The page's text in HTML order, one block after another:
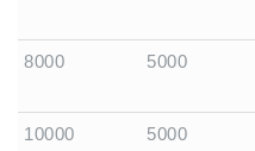
8000 5000
10000 5000